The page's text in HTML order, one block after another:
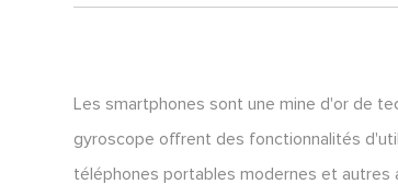
Les smartphones sont une mine d'or de
gyroscope offrent des fonctionnalités
téléphones portables modernes et autres